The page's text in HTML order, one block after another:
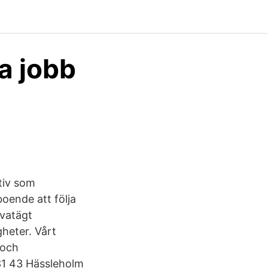
jobb
som
att följa
Vårt
43 Hässleholm